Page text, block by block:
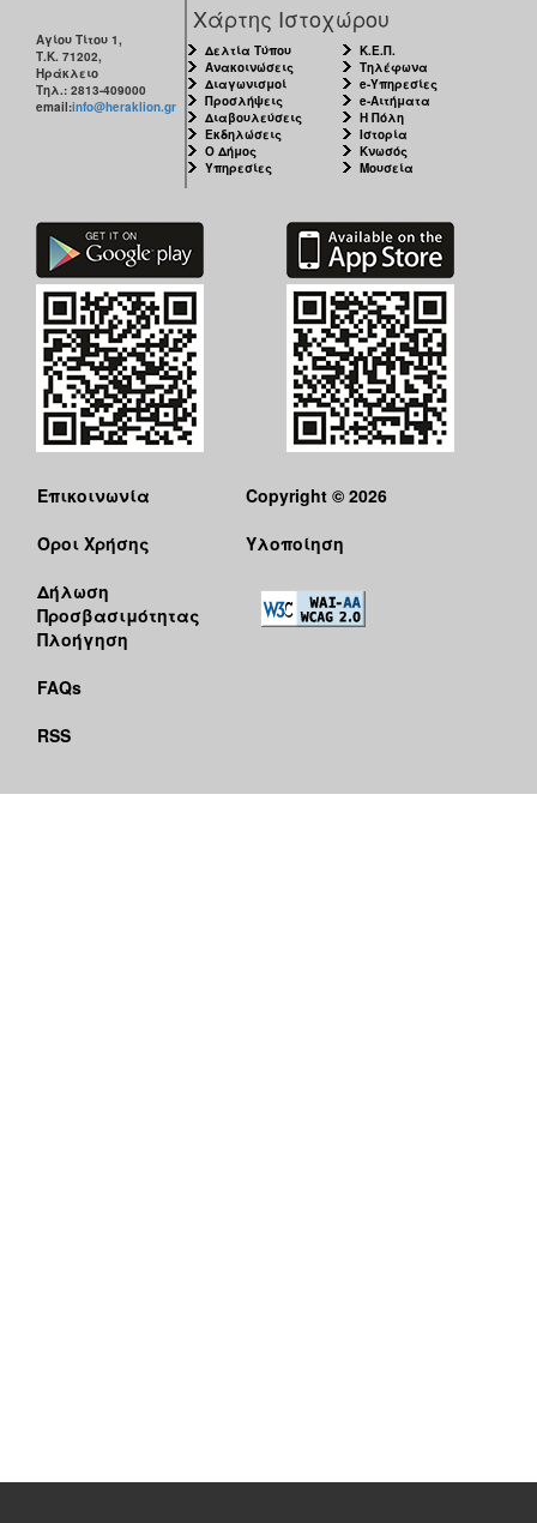
Αγίου Τίτου 1,
Τ.Κ. 71202,
Ηράκλειο
Τηλ.: 2813-409000
email:info@heraklion.gr
Χάρτης Ιστοχώρου
Δελτία Τύπου
Ανακοινώσεις
Διαγωνισμοί
Προσλήψεις
Διαβουλεύσεις
Εκδηλώσεις
Ο Δήμος
Υπηρεσίες
Κ.Ε.Π.
Τηλέφωνα
e-Υπηρεσίες
e-Αιτήματα
Η Πόλη
Ιστορία
Κνωσός
Μουσεία
Επικοινωνία
Όροι Χρήσης
Δήλωση
Προσβασιμότητας
Πλοήγηση
FAQs
RSS
Copyright © 2026
Υλοποίηση